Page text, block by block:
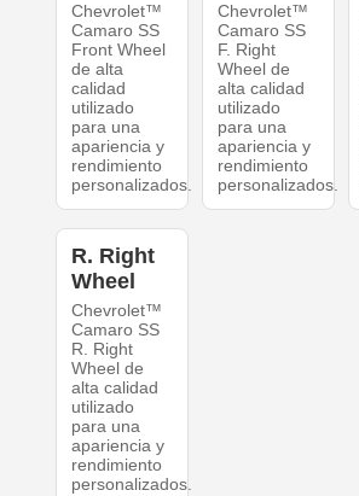
Chevrolet™
Camaro SS
Front Wheel
de alta
calidad
utilizado
para una
apariencia y
rendimiento
personalizados.
Chevrolet™
Camaro SS
F. Right
Wheel de
alta calidad
utilizado
para una
apariencia y
rendimiento
personalizados.
R. Right
Wheel
Chevrolet™
Camaro SS
R. Right
Wheel de
alta calidad
utilizado
para una
apariencia y
rendimiento
personalizados.